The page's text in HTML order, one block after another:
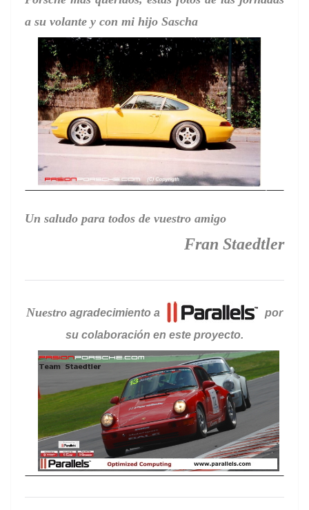
a su volante y con mi hijo Sascha
Un saludo para todos de vuestro amigo
Fran Staedtler
Nuestro agradecimiento a
por
su colaboración en este proyecto.